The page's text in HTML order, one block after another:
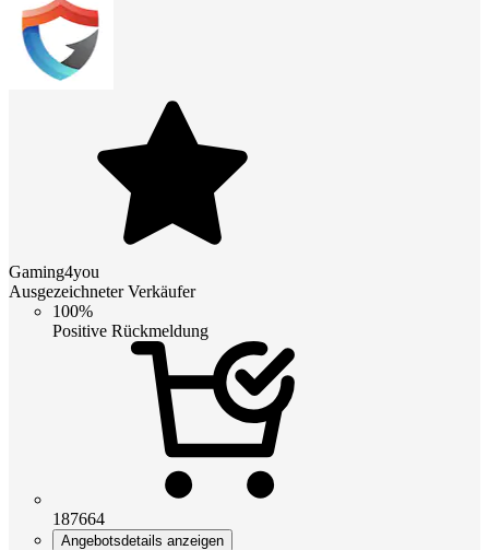
Gaming4you
Ausgezeichneter Verkäufer
100%
Positive Rückmeldung
187664
Angebotsdetails anzeigen